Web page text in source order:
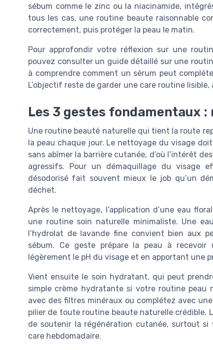
sébum comme le zinc ou la niacinamide,
tous les cas, une routine beaute raisonnable
correctement, puis protéger la peau le matin.
Pour approfondir votre réflexion sur une
pouvez consulter un guide détaillé sur une
à comprendre comment un sérum peut
L’objectif reste de garder une care routine
Les 3 gestes fondamentaux
Une routine beauté naturelle qui tient la route
la peau chaque jour. Le nettoyage du visage
sans abîmer la barrière cutanée, d’où l’intérêt
agressifs. Pour un démaquillage du visage
désodorisé fait souvent mieux le job qu’un
déchet.
Après le nettoyage, l’application d’une eau
une routine soin naturelle minimaliste. Une
l’hydrolat de lavande fine convient bien aux
sébum. Ce geste prépare la peau à
légèrement le pH du visage et en apportant une
Vient ensuite le soin hydratant, qui peut
simple crème hydratante si votre routine
avec des filtres minéraux ou complétez avec
pilier de toute routine beaute naturelle crédible.
de soutenir la régénération cutanée, surtout
care hebdomadaire.